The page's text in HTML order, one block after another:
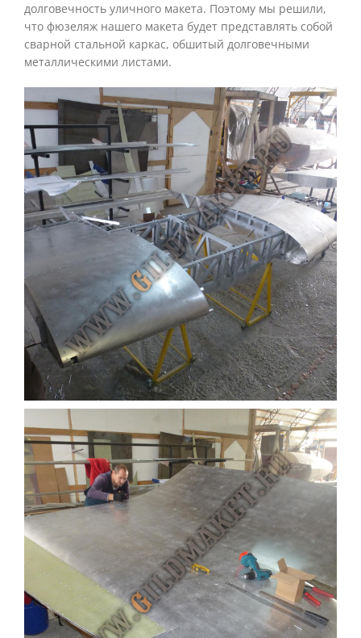
долговечность уличного макета. Поэтому мы решили,
что фюзеляж нашего макета будет представлять собой
сварной стальной каркас, обшитый долговечными
металлическими листами.